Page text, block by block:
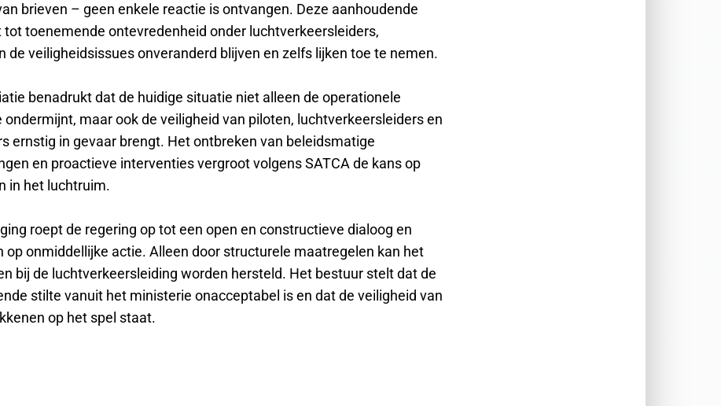
brieven – geen enkele reactie is ontvangen. Deze aanhoudende
tot toenemende ontevredenheid onder luchtverkeersleiders,
de veiligheidsissues onveranderd blijven en zelfs lijken toe te nemen.
benadrukt dat de huidige situatie niet alleen de operationele
ondermijnt, maar ook de veiligheid van piloten, luchtverkeersleiders en
ernstig in gevaar brengt. Het ontbreken van beleidsmatige
en proactieve interventies vergroot volgens SATCA de kans op
in het luchtruim.
roept de regering op tot een open en constructieve dialoog en
op onmiddellijke actie. Alleen door structurele maatregelen kan het
bij de luchtverkeersleiding worden hersteld. Het bestuur stelt dat de
stilte vanuit het ministerie onacceptabel is en dat de veiligheid van
op het spel staat.